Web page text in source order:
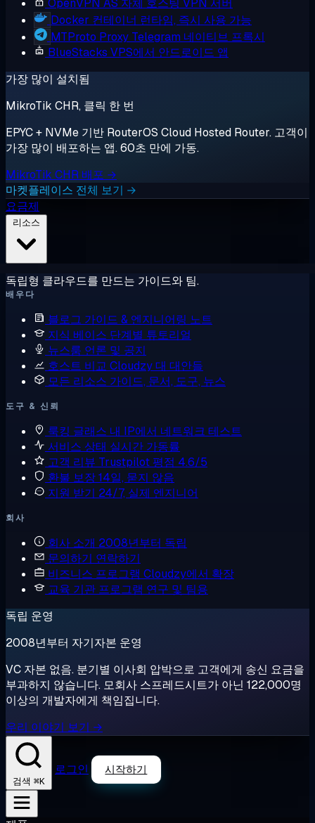
OpenVPN AS 자체 호스팅 VPN 서버
Docker 컨테이너 런타임, 즉시 사용 가능
MTProto Proxy Telegram 네이티브 프록시
BlueStacks VPS에서 안드로이드 앱
가장 많이 설치됨
MikroTik CHR, 클릭 한 번
EPYC + NVMe 기반 RouterOS Cloud Hosted Router. 고객이
가장 많이 배포하는 앱. 60초 만에 가동.
MikroTik CHR 배포 →
마켓플레이스 전체 보기 →
요금제
독립형 클라우드를 만드는 가이드와 팀.
배우다
블로그 가이드 & 엔지니어링 노트
지식 베이스 단계별 튜토리얼
뉴스룸 언론 및 공지
호스트 비교 Cloudzy 대 대안들
모든 리소스 가이드, 문서, 도구, 뉴스
도구 & 신뢰
룩킹 글래스 내 IP에서 네트워크 테스트
서비스 상태 실시간 가동률
고객 리뷰 Trustpilot 평점 4.6/5
환불 보장14일, 묻지 않음
지원 받기 24/7, 실제 엔지니어
회사
회사 소개 2008년부터 독립
문의하기 연락하기
비즈니스 프로그램 Cloudzy에서 확장
교육 기관 프로그램 연구 및 팀용
독립 운영
2008년부터 자기자본 운영
VC 자본 없음. 분기별 이사회 압박으로 고객에게 송신 요금을
부과하지 않습니다. 모회사 스프레드시트가 아닌 122,000명
이상의 개발자에게 책임집니다.
우리 이야기 보기 →
검색 ⌘K
로그인 시작하기